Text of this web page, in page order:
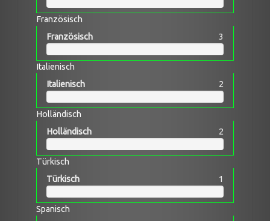
Französisch
Französisch
3
Italienisch
Italienisch
2
Holländisch
Holländisch
2
Türkisch
Türkisch
1
Spanisch